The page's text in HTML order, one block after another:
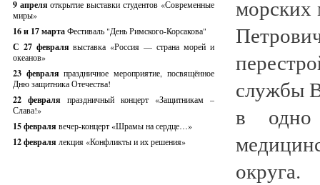
9 апреляоткрытие выставки студентов «Современные
миры»
16 и 17 мартаФестиваль "День Римского-Корсакова"
С 27 февралявыставка «Россия — страна морей и
океанов»
23 февраляпраздничное мероприятие, посвящённое
Дню защитника Отечества!
22 февраля праздничный концерт «Защитникам –
Слава!»
15 февраля вечер-концерт «Шрамы на сердце…»
12 февраля лекция «Конфликты и их решения»
морских
службы
в одно
округа.